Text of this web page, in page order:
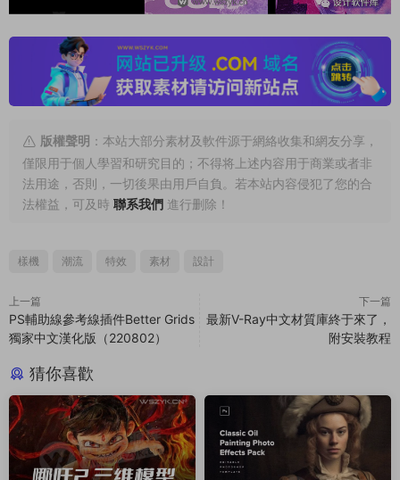
版權聲明 ：本站大部分素材及軟件源于網絡收集和網友分享，
僅限用于個人學習和研究目的；不得将上述内容用于商業或者非
法用途，否則，一切後果由用戶自負。若本站内容侵犯了您的合
法權益，可及時 聯系我們 進行删除！
樣機 潮流 特效 素材 設計
上一篇
PS輔助線參考線插件Better Grids
獨家中文漢化版（220802）
下一篇
最新V-Ray中文材質庫終于來了，
附安裝教程
猜你喜歡